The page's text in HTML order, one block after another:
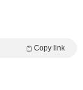
Copy link